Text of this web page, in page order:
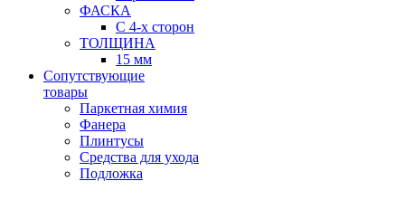
ФАСКА
С 4-х сторон
ТОЛЩИНА
15 мм
Сопутствующие
товары
Паркетная химия
Фанера
Плинтусы
Средства для ухода
Подложка